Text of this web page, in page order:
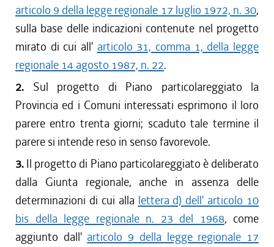
articolo 9 della legge regionale 17 luglio 1972, n. 30,
sulla base delle indicazioni contenute nel progetto
mirato di cui all' articolo 31, comma 1, della legge
regionale 14 agosto 1987, n. 22.
2. Sul progetto di Piano particolareggiato la
Provincia ed i Comuni interessati esprimono il loro
parere entro trenta giorni; scaduto tale termine il
parere si intende reso in senso favorevole.
3. Il progetto di Piano particolareggiato è deliberato
dalla Giunta regionale, anche in assenza delle
determinazioni di cui alla lettera d) dell' articolo 10
bis della legge regionale n. 23 del 1968, come
aggiunto dall' articolo 9 della legge regionale 17